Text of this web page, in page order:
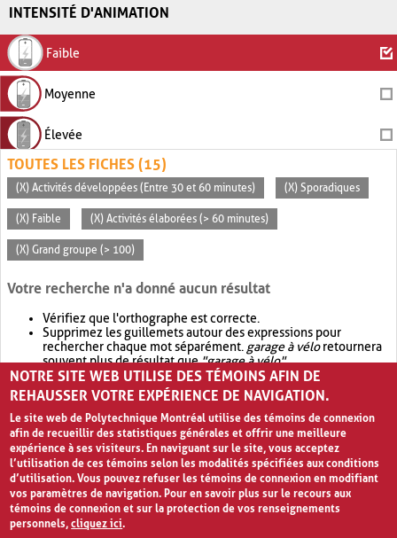
INTENSITÉ D'ANIMATION
Faible
Moyenne
Élevée
TOUTES LES FICHES (15)
(X) Activités développées (Entre 30 et 60 minutes) (X) Sporadiques
(X) Faible (X) Activités élaborées (> 60 minutes)
(X) Grand groupe (> 100)
Votre recherche n'a donné aucun résultat
Vérifiez que l'orthographe est correcte.
Supprimez les guillemets autour des expressions pour
rechercher chaque mot séparément. garage à véloretournera
souvent plus de résultat que"garage à vélo".
Envisagez d'élargir votre recherche avec OR.garage OR vélo
retournera souvent plus de résultat quegarage à vélo
NOTRE SITE WEB UTILISE DES TÉMOINS AFIN DE
REHAUSSER VOTRE EXPÉRIENCE DE NAVIGATION.
Le site web de Polytechnique Montréal utilise des témoins de connexion
afin de recueillir des statistiques générales et offrir une meilleure
expérience à ses visiteurs. En naviguant sur le site, vous acceptez
l’utilisation de ces témoins selon les modalités spécifiées aux conditions
d’utilisation. Vous pouvez refuser les témoins de connexion en modifiant
vos paramètres de navigation. Pour en savoir plus sur le recours aux
témoins de connexion et sur la protection de vos renseignements
personnels,cliquez ici.